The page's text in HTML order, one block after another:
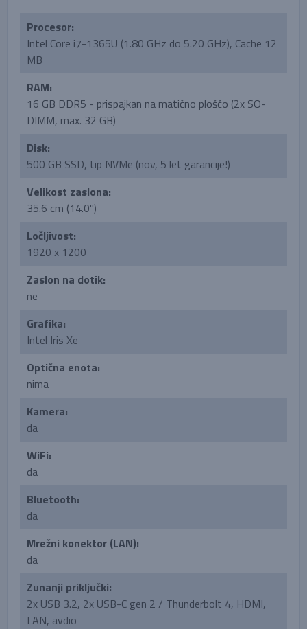
Procesor:
Intel Core i7-1365U (1.80 GHz do 5.20 GHz), Cache 12
MB
RAM:
16 GB DDR5 - prispajkan na matično ploščo (2x SO-
DIMM, max. 32 GB)
Disk:
500 GB SSD, tip NVMe (nov, 5 let garancije!)
Velikost zaslona:
35.6 cm (14.0'')
Ločljivost:
1920 x 1200
Zaslon na dotik:
ne
Grafika:
Intel Iris Xe
Optična enota:
nima
Kamera:
da
WiFi:
da
Bluetooth:
da
Mrežni konektor (LAN):
da
Zunanji priključki:
2x USB 3.2, 2x USB-C gen 2 / Thunderbolt 4, HDMI,
LAN, avdio